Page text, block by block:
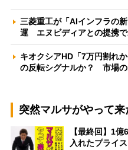
三菱重工が「AIインフラの
運 エヌビディアとの提携
キオクシアHD「7万円割れ
の反転シグナルか？ 市場
突然マルサがやって来
【最終回】1
入れたプライ